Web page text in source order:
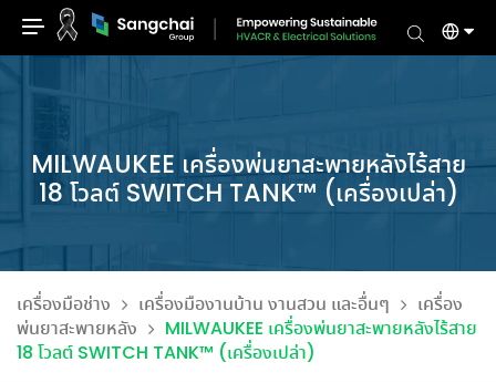
Skip
content
MILWAUKEE เครื่องพ่นยาสะพายหลังไร้สาย
18 โวลต์ SWITCH TANK™ (เครื่องเปล่า)
เครื่องมือช่าง เครื่องมืองานบ้าน งานสวน และอื่นๆ
เครื่อง
พ่นยาสะพายหลัง
MILWAUKEE เครื่องพ่นยาสะพายหลังไร้สาย
18 โวลต์ SWITCH TANK™ (เครื่องเปล่า)